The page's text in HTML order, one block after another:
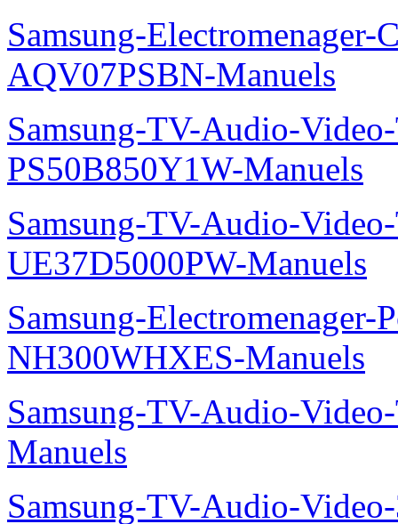
Samsung-Electromenager-
AQV07PSBN-Manuels
Samsung-TV-Audio-
PS50B850Y1W-Manuels
Samsung-TV-Audio-
UE37D5000PW-Manuels
Samsung-
NH300WHXES-Manuels
Samsung-TV-Audio-
Manuels
Samsung-TV-Audio-